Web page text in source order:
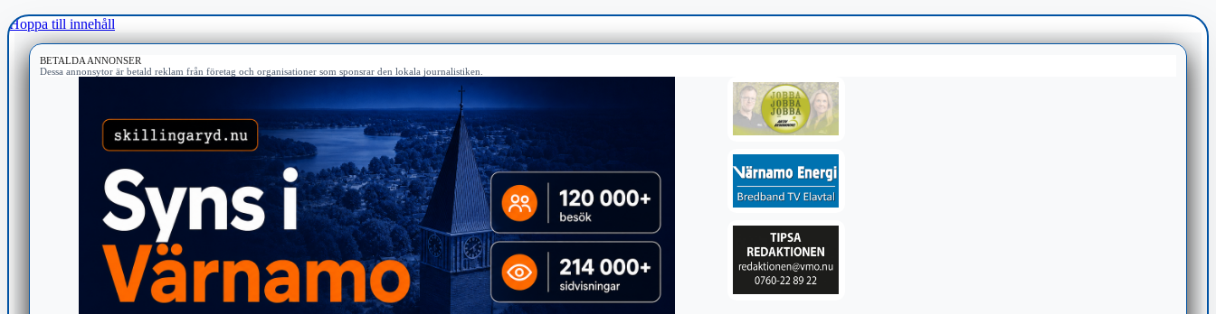
Hoppa till innehåll
BETALDA ANNONSER
Dessa annonsytor är betald reklam från företag och organisationer som sponsrar den lokala journalistiken.